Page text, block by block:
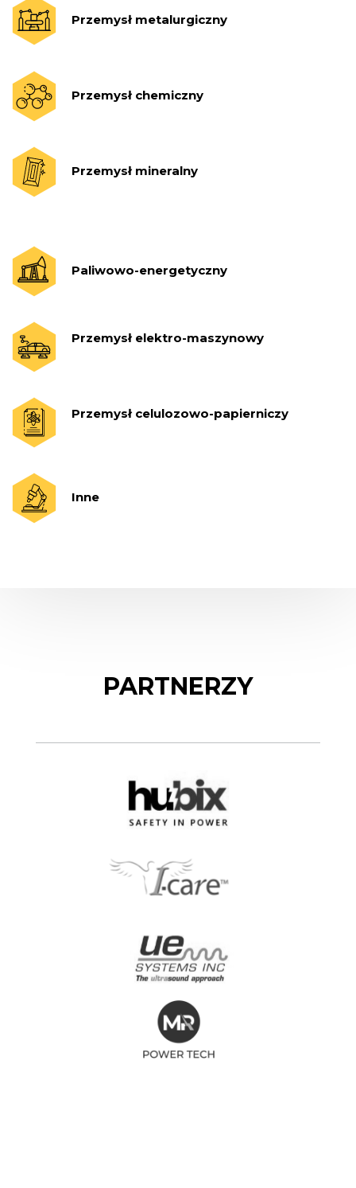
Przemysł metalurgiczny
Przemysł chemiczny
Przemysł mineralny
Paliwowo-energetyczny
Przemysł elektro-maszynowy
Przemysł celulozowo-papierniczy
Inne
PARTNERZY